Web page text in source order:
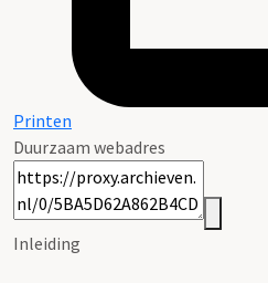
Printen
Duurzaam webadres
Inleiding